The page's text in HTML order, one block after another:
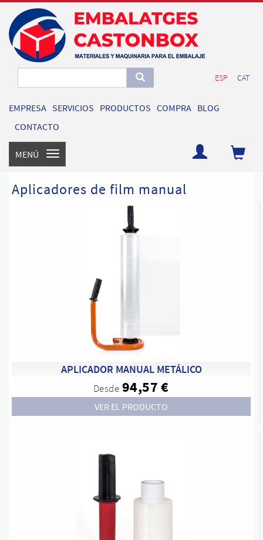
ESP CAT
EMPRESA SERVICIOS PRODUCTOS COMPRA BLOG
CONTACTO
MENÚ
Toggle
navigation
Aplicadores de film manual
APLICADOR MANUAL METÁLICO
Desde 94,57 €
VER EL PRODUCTO